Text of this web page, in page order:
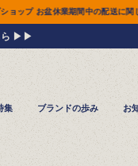
関して ▶ 😀 ウェブショップ お
ら ▶▶
集 ブランドの歩み お